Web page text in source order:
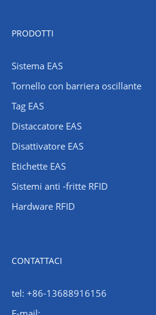
PRODOTTI
Sistema EAS
Tornello con barriera oscillante
Tag EAS
Distaccatore EAS
Disattivatore EAS
Etichette EAS
Sistemi anti -fritte RFID
Hardware RFID
CONTATTACI
tel: +86-13688916156